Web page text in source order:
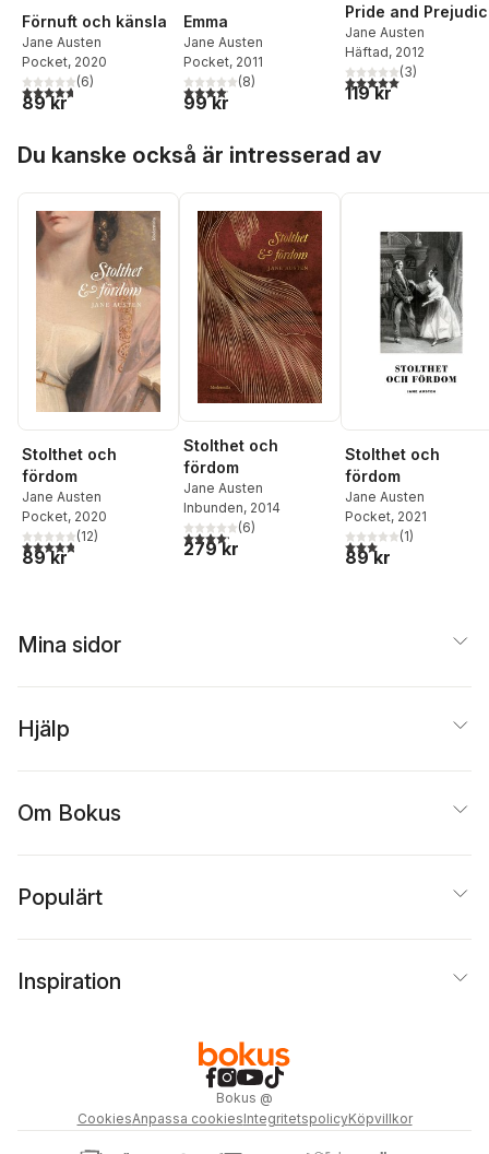
Förnuft och känsla
Jane Austen
Pocket, 2020
4,7utav 5 stjärnor. Totalt antal röster:
(6)
89 kr
Emma
Jane Austen
Pocket, 2011
4,1utav 5 stjärnor. Totalt antal röster:
(8)
99 kr
Pride and
Jane Austen
Häftad, 2012
5,0utav 5 stjärnor.
(3)
119 kr
Du kanske också är intresserad av
Stolthet och
fördom
Jane Austen
Pocket, 2020
4,8utav 5 stjärnor. Totalt antal röster:
(12)
89 kr
Stolthet och
fördom
Jane Austen
Inbunden, 2014
4,2utav 5 stjärnor. Totalt antal röster:
(6)
279 kr
Stolthet och
fördom
Jane Austen
Pocket, 2021
3,0utav 5 stjärnor.
(1)
89 kr
Mina sidor
Hjälp
Om Bokus
Populärt
Inspiration
Bokus @
CookiesAnpassa cookiesIntegritetspolicyKöpvillkor